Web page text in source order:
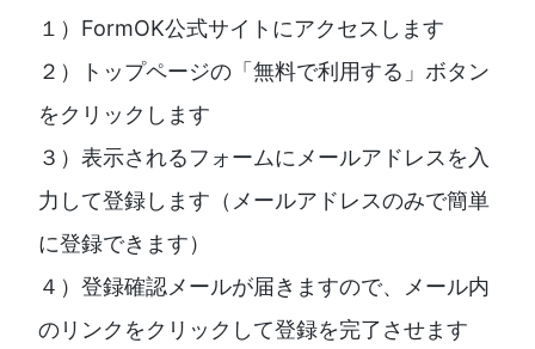
１）FormOK公式サイトにアクセスします
２）トップページの「無料で利用する」ボタン
をクリックします
３）表示されるフォームにメールアドレスを入
力して登録します（メールアドレスのみで簡単
に登録できます）
４）登録確認メールが届きますので、メール内
のリンクをクリックして登録を完了させます